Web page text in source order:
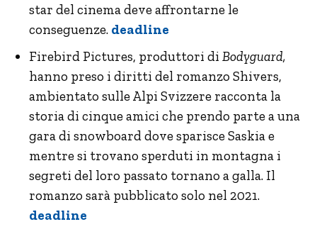
star del cinema deve affrontarne le
conseguenze. deadline
Firebird Pictures, produttori di Bodyguard,
hanno preso i diritti del romanzo Shivers,
ambientato sulle Alpi Svizzere racconta la
storia di cinque amici che prendo parte a una
gara di snowboard dove sparisce Saskia e
mentre si trovano sperduti in montagna i
segreti del loro passato tornano a galla. Il
romanzo sarà pubblicato solo nel 2021.
deadline